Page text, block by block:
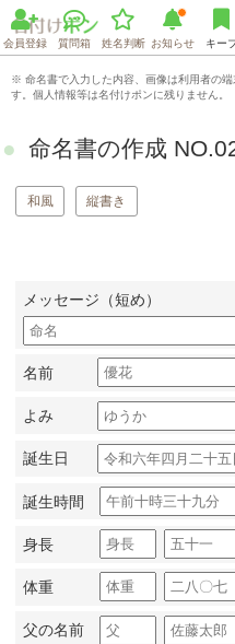
会員登録 質問箱 姓名判断 お知らせ キー
※ 命名書で入力した内容、画像は利用者の
す。個人情報等は名付けポンに残りません。
命名書の作成
和風 縦書き
メッセージ（短め）
名前
よみ
誕生日
誕生時間
身長
体重
父の名前